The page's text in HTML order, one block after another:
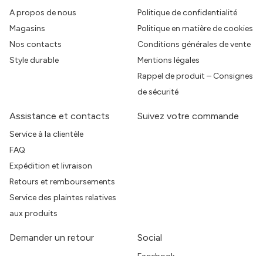
A propos de nous
Magasins
Nos contacts
Style durable
Politique de confidentialité
Politique en matière de cookies
Conditions générales de vente
Mentions légales
Rappel de produit – Consignes
de sécurité
Assistance et contacts
Service à la clientèle
FAQ
Expédition et livraison
Retours et remboursements
Service des plaintes relatives
aux produits
Suivez votre commande
Demander un retour Social